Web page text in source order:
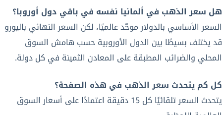
هل سعر الذهب في ألمانيا نفسه في باقي دول أوروبا؟
السعر الأساسي بالدولار موحّد عالميًا، لكن السعر النهائي باليورو
قد يختلف بسيطًا بين الدول الأوروبية حسب هامش السوق
المحلي والضرائب المطبقة على المعادن الثمينة في كل دولة.
كل كم يتحدث سعر الذهب في هذه الصفحة؟
يتحدث السعر تلقائيًا كل 15 دقيقة اعتمادًا على أسعار السوق